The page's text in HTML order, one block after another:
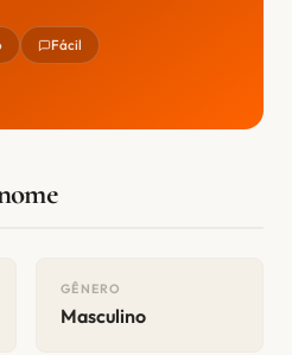
Fácil
GÊNERO
Masculino